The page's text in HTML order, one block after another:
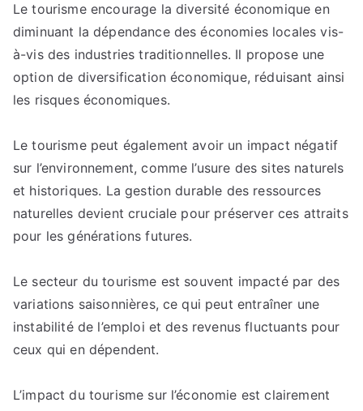
Le tourisme encourage la diversité économique en
diminuant la dépendance des économies locales vis-
à-vis des industries traditionnelles. Il propose une
option de diversification économique, réduisant ainsi
les risques économiques.
Le tourisme peut également avoir un impact négatif
sur l’environnement, comme l’usure des sites naturels
et historiques. La gestion durable des ressources
naturelles devient cruciale pour préserver ces attraits
pour les générations futures.
Le secteur du tourisme est souvent impacté par des
variations saisonnières, ce qui peut entraîner une
instabilité de l’emploi et des revenus fluctuants pour
ceux qui en dépendent.
L’impact du tourisme sur l’économie est clairement